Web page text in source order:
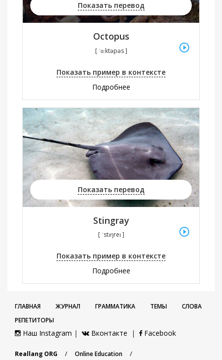
Показать перевод
Octopus
[ ˈɑːktəpəs ]
Показать пример в контексте
Подробнее
Показать перевод
Stingray
[ ˈstɪŋreɪ ]
Показать пример в контексте
Подробнее
ГЛАВНАЯ ЖУРНАЛ ГРАММАТИКА ТЕМЫ
СЛОВА
РЕПЕТИТОРЫ
Наш Instagram | Вконтакте | Facebook
Reallang ORG / Online Education /